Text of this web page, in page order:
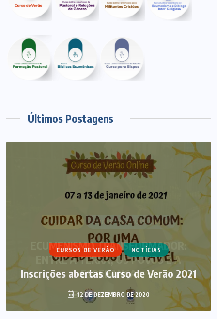
Últimos Postagens
CURSOS DE VERÃO NOTÍCIAS
Inscrições abertas Curso de Verão 2021
12 DE DEZEMBRO DE 2020
ARTIGOS CURSO DE ECUMENISMO
ECUMENISMO TRANSFORMADOR:
ENTRE A TERRA, OS POVOS E A
ESPERANÇA
6 DE AGOSTO DE 2026